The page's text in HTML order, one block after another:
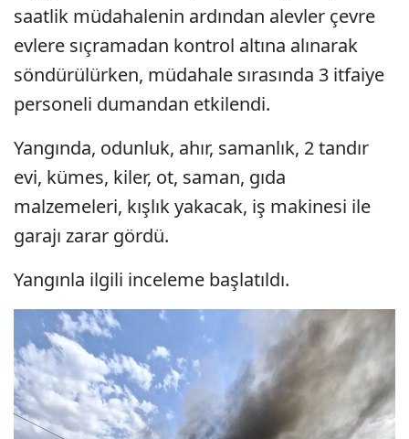
saatlik müdahalenin ardından alevler çevre
evlere sıçramadan kontrol altına alınarak
söndürülürken, müdahale sırasında 3 itfaiye
personeli dumandan etkilendi.
Yangında, odunluk, ahır, samanlık, 2 tandır
evi, kümes, kiler, ot, saman, gıda
malzemeleri, kışlık yakacak, iş makinesi ile
garajı zarar gördü.
Yangınla ilgili inceleme başlatıldı.